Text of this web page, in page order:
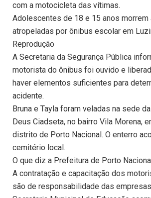
com a motocicleta das vítimas.
Adolescentes de 18 e 15 anos
atropeladas por ônibus escolar em
Reprodução
A Secretaria da Segurança Pública
motorista do ônibus foi ouvido e
haver elementos suficientes para
acidente.
Bruna e Tayla foram veladas na sede
Deus Ciadseta, no bairro Vila Morena,
distrito de Porto Nacional. O enterro
cemitério local.
O que diz a Prefeitura de Porto
A contratação e capacitação dos
são de responsabilidade das